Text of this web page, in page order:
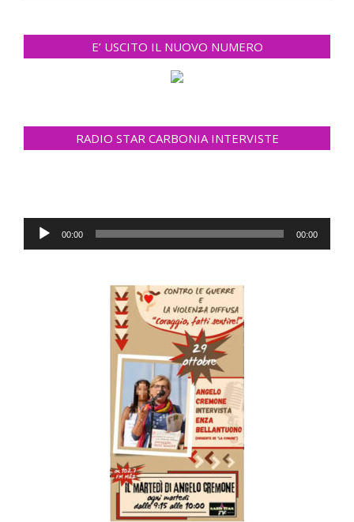
E’ USCITO IL NUOVO NUMERO
RADIO STAR CARBONIA INTERVISTE
Audio
Player
00:00 00:00